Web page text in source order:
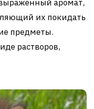
аромат,
их покидать
предметы.
растворов,